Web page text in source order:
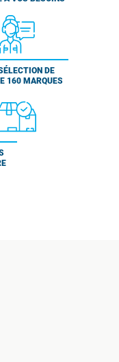
DE
160 MARQUES